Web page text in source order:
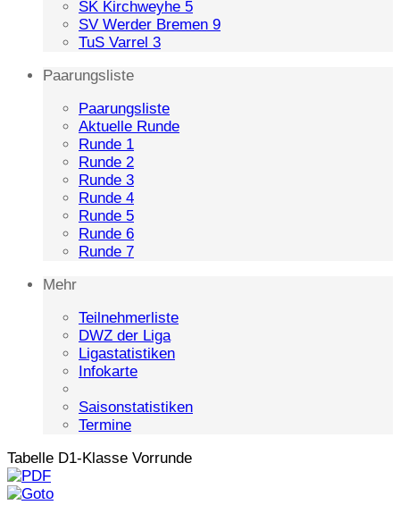
SK Kirchweyhe 5
SV Werder Bremen 9
TuS Varrel 3
Paarungsliste
Paarungsliste
Aktuelle Runde
Runde 1
Runde 2
Runde 3
Runde 4
Runde 5
Runde 6
Runde 7
Mehr
Teilnehmerliste
DWZ der Liga
Ligastatistiken
Infokarte
Saisonstatistiken
Termine
Tabelle D1-Klasse Vorrunde